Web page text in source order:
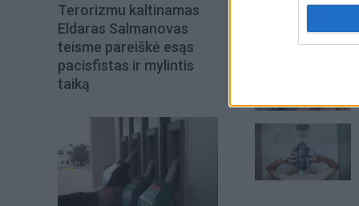
Terorizmu kaltinamas
Eldaras Salmanovas
teisme pareiškė esąs
pacisfistas ir mylintis
taiką
Šiuo metu